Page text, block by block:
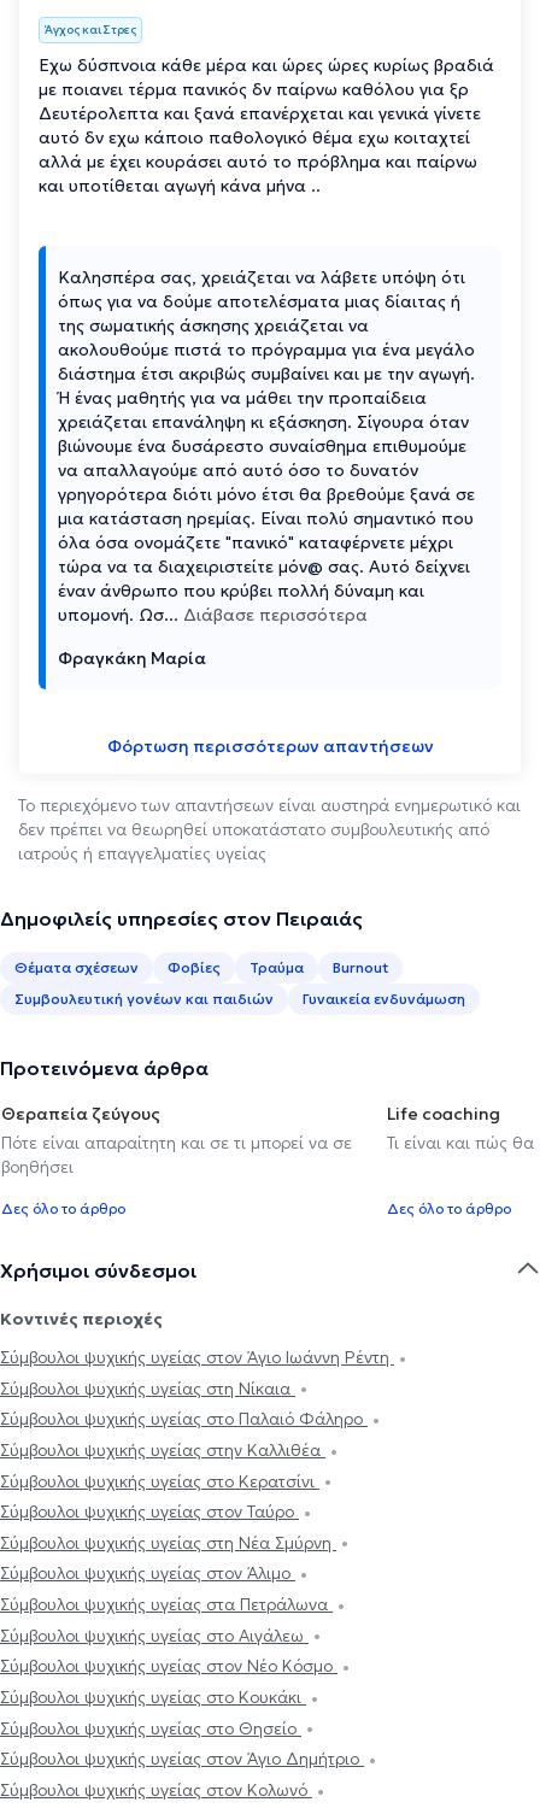
Άγχος και Στρες
Εχω δύσπνοια κάθε μέρα και ώρες ώρες κυρίως βραδιά
με ποιανει τέρμα πανικός δν παίρνω καθόλου για ξρ
Δευτέρολεπτα και ξανά επανέρχεται και γενικά γίνετε
αυτό δν εχω κάποιο παθολογικό θέμα εχω κοιταχτεί
αλλά με έχει κουράσει αυτό το πρόβλημα και παίρνω
και υποτίθεται αγωγή κάνα μήνα ..
Καλησπέρα σας, χρειάζεται να λάβετε υπόψη ότι
όπως για να δούμε αποτελέσματα μιας δίαιτας ή
της σωματικής άσκησης χρειάζεται να
ακολουθούμε πιστά το πρόγραμμα για ένα μεγάλο
διάστημα έτσι ακριβώς συμβαίνει και με την αγωγή.
Ή ένας μαθητής για να μάθει την προπαίδεια
χρειάζεται επανάληψη κι εξάσκηση. Σίγουρα όταν
βιώνουμε ένα δυσάρεστο συναίσθημα επιθυμούμε
να απαλλαγούμε από αυτό όσο το δυνατόν
γρηγορότερα διότι μόνο έτσι θα βρεθούμε ξανά σε
μια κατάσταση ηρεμίας. Είναι πολύ σημαντικό που
όλα όσα ονομάζετε "πανικό" καταφέρνετε μέχρι
τώρα να τα διαχειριστείτε μόν@ σας. Αυτό δείχνει
έναν άνθρωπο που κρύβει πολλή δύναμη και
υπομονή. Ωσ... Διάβασε περισσότερα
Φραγκάκη Μαρία
Φόρτωση περισσότερων απαντήσεων
Το περιεχόμενο των απαντήσεων είναι αυστηρά ενημερωτικό και
δεν πρέπει να θεωρηθεί υποκατάστατο συμβουλευτικής από
ιατρούς ή επαγγελματίες υγείας
Δημοφιλείς υπηρεσίες στον Πειραιάς
Θέματα σχέσεων Φοβίες Τραύμα
Burnout
Συμβουλευτική γονέων και παιδιών
Γυναικεία ενδυνάμωση
Προτεινόμενα άρθρα
Θεραπεία ζεύγους
Πότε είναι απαραίτητη και σε τι μπορεί να σε
βοηθήσει
Δες όλο το άρθρο
Life coaching
Τι είναι και πώς
Δες όλο το άρθρο
Χρήσιμοι σύνδεσμοι
Κοντινές περιοχές
Σύμβουλοι ψυχικής υγείας στον Άγιο Ιωάννη Ρέντη
Σύμβουλοι ψυχικής υγείας στη Νίκαια
Σύμβουλοι ψυχικής υγείας στο Παλαιό Φάληρο
Σύμβουλοι ψυχικής υγείας στην Καλλιθέα
Σύμβουλοι ψυχικής υγείας στο Κερατσίνι
Σύμβουλοι ψυχικής υγείας στον Ταύρο
Σύμβουλοι ψυχικής υγείας στη Νέα Σμύρνη
Σύμβουλοι ψυχικής υγείας στον Άλιμο
Σύμβουλοι ψυχικής υγείας στα Πετράλωνα
Σύμβουλοι ψυχικής υγείας στο Αιγάλεω
Σύμβουλοι ψυχικής υγείας στον Νέο Κόσμο
Σύμβουλοι ψυχικής υγείας στο Κουκάκι
Σύμβουλοι ψυχικής υγείας στο Θησείο
Σύμβουλοι ψυχικής υγείας στον Άγιο Δημήτριο
Σύμβουλοι ψυχικής υγείας στον Κολωνό